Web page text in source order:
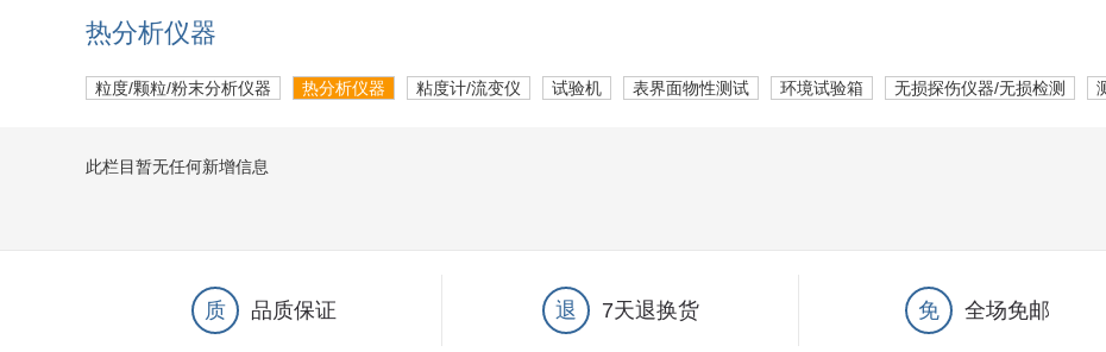
热分析仪器
粒度/颗粒/粉末分析仪器 热分析仪器 粘度计/流变仪 试验机 表界面物性测试 环境试验箱 无损探伤仪器/无损检测
此栏目暂无任何新增信息
质 品质保证 退 7天退换货 免 全场免邮